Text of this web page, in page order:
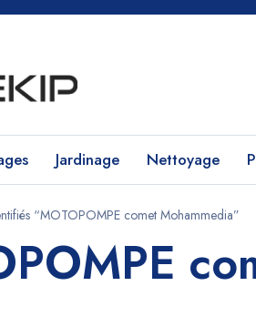
Jardinage Nettoyage
“MOTOPOMPE comet Mohammedia”